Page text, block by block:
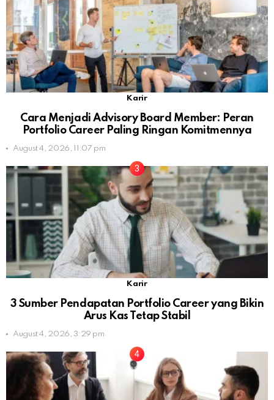
Karir
Cara Menjadi Advisory Board Member: Peran
Portfolio Career Paling Ringan Komitmennya
August 4, 2026, 11:07 pm
Karir
3 Sumber Pendapatan Portfolio Career yang Bikin
Arus Kas Tetap Stabil
August 4, 2026, 3:29 pm